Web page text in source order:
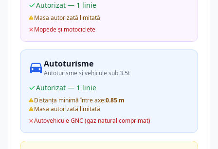
Autorizat — 1 linie
Masa autorizată limitată
Mopede și motociclete
Autoturisme
Autoturisme și vehicule sub 3.5t
Autorizat — 1 linie
Distanța minimă între axe:0.85 m
Masa autorizată limitată
Autovehicule GNC (gaz natural comprimat)